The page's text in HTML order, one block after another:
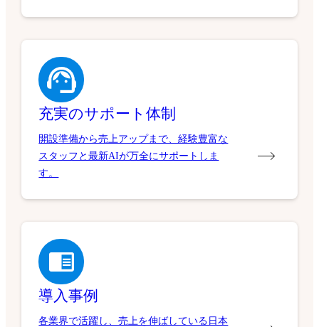
充実のサポート体制
開設準備から売上アップまで、経験豊富な
スタッフと最新AIが万全にサポートしま
す。
導入事例
各業界で活躍し、売上を伸ばしている日本